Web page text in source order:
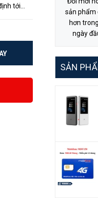
tới
sản phẩm
hơn
ngày
SẢN